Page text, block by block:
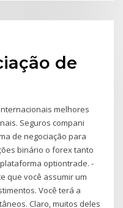
de
melhores
Seguros compani
de negociação para
binário o forex tanto
optiontrade. -
que você assumir um
Você terá a
Claro, muitos deles